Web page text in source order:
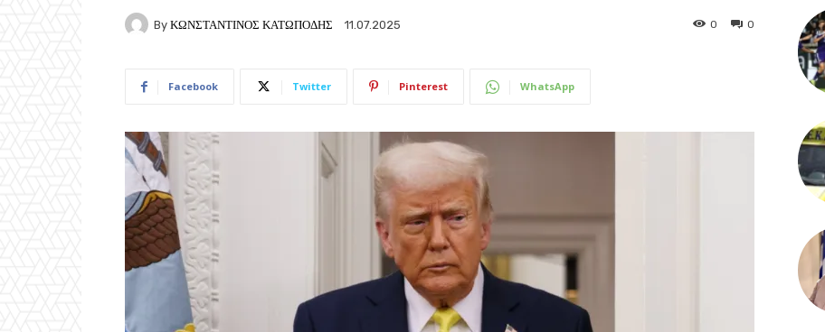
By ΚΩΝΣΤΑΝΤΙΝΟΣ ΚΑΤΩΠΟΔΗΣ 11.07.2025 0
0
Facebook Twitter Pinterest WhatsApp